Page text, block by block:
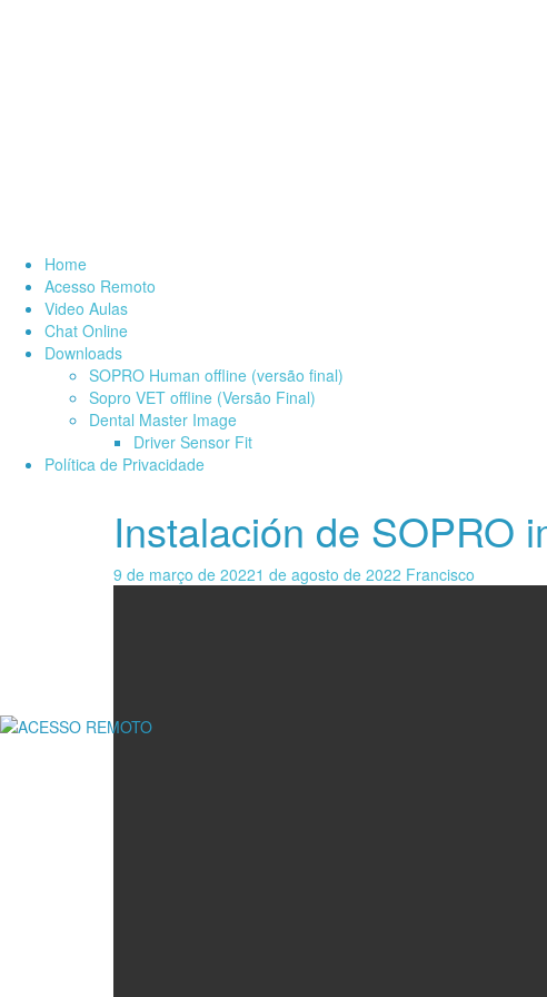
Home
Acesso Remoto
Video Aulas
Chat Online
Downloads
SOPRO Human offline (versão final)
Sopro VET offline (Versão Final)
Dental Master Image
Driver Sensor Fit
Política de Privacidade
Instalación de SOPRO
9 de março de 20221 de agosto de 2022 Francisco